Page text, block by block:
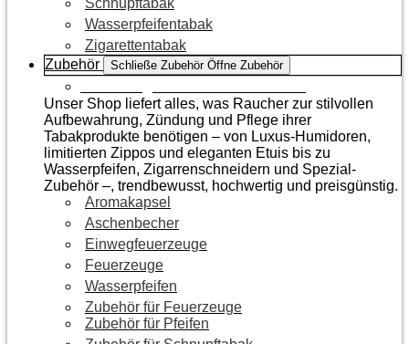
Schnupftabak
Wasserpfeifentabak
Zigarettentabak
Zubehör
Schließe Zubehör Öffne Zubehör
Unser Shop liefert alles, was Raucher zur stilvollen
Aufbewahrung, Zündung und Pflege ihrer
Tabakprodukte benötigen – von Luxus-Humidoren,
limitierten Zippos und eleganten Etuis bis zu
Wasserpfeifen, Zigarrenschneidern und Spezial-
Zubehör –, trendbewusst, hochwertig und preisgünstig.
Aromakapsel
Aschenbecher
Einwegfeuerzeuge
Feuerzeuge
Wasserpfeifen
Zubehör für Feuerzeuge
Zubehör für Pfeifen